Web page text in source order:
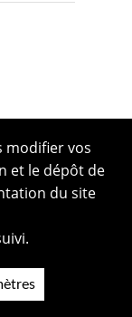
modifier vos
et le dépôt de
du site